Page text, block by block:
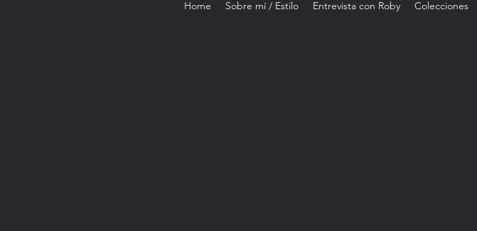
Home Sobre mí / Estilo Entrevista con Roby Colecciones